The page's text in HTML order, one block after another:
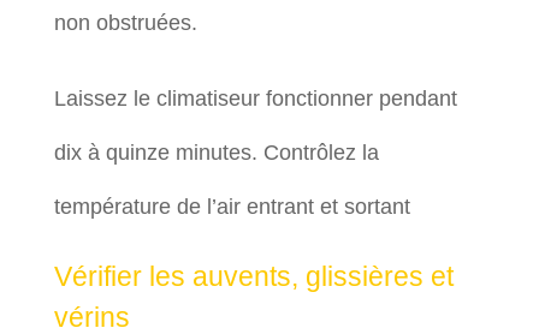
non obstruées.
Laissez le climatiseur fonctionner pendant
dix à quinze minutes. Contrôlez la
température de l’air entrant et sortant
Vérifier les auvents, glissières et
vérins